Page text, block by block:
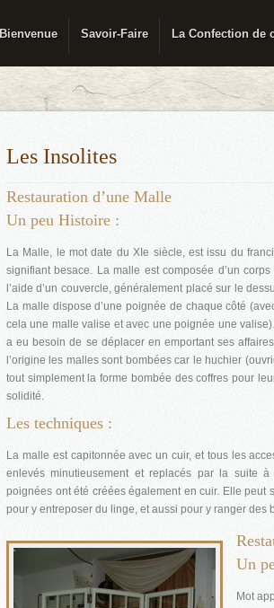
Bienvenue Savoir-Faire La Confection de
Les Insolites
Restauration d’une Malle
Un peu Histoire :
La Malle, le mot date du XIe siècle, est issu du
signifiant besace. La malle est composée d’un
l’aide d’un couvercle, généralement placé sur le
La malle dispose d’une poignée de chaque côté
cela une malle valise et avec une poignée une
a eu besoin de se déplacer en emportant ses
l’origine les malles sont bombées car le huchier
tout simplement la forme bombée des coffres pour
solidité.
Les techniques :
La malle est capitonnée avec un cuir, et tous les
enlevés minutieusement et replacés par la suite
poignées ont été créées également en cuir. Elle peut
pour y entreposer du linge, et aussi pour y ranger des
Un
Mot